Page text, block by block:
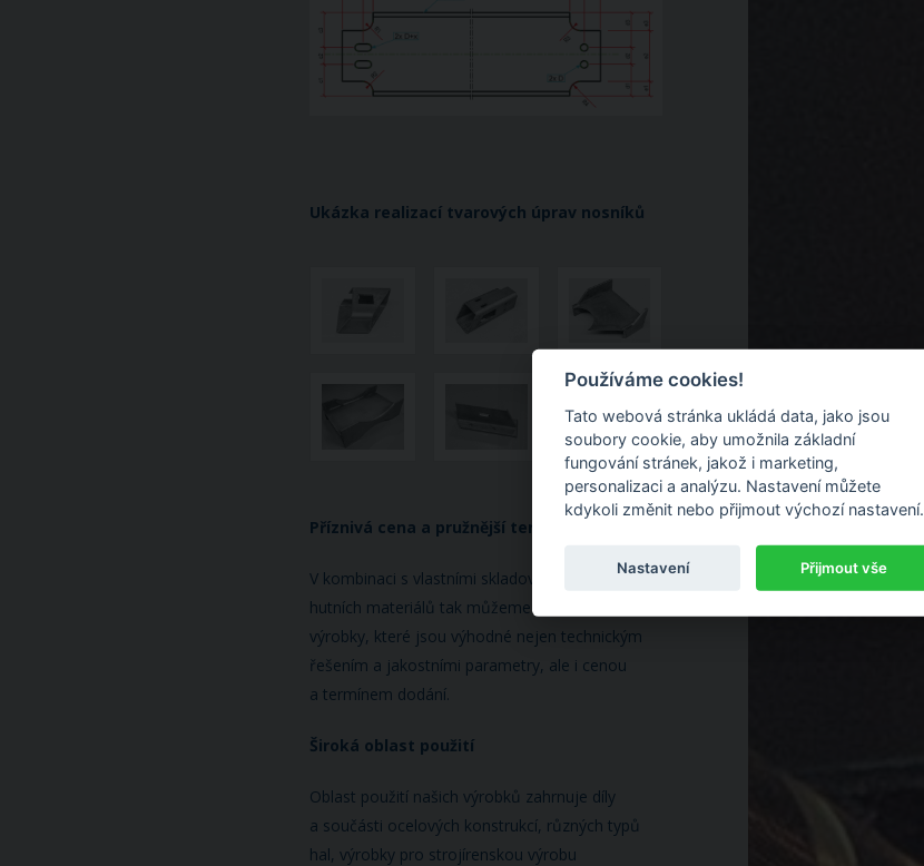
Ukázka realizací tvarových úprav nosníků
Příznivá cena a pružnější termíny
V kombinaci s vlastními skladovými zásobami
hutních materiálů tak můžeme nabídnout
výrobky, které jsou výhodné nejen technickým
řešením a jakostními parametry, ale i cenou
a termínem dodání.
Široká oblast použití
Oblast použití našich výrobků zahrnuje díly
a součásti ocelových konstrukcí, různých typů
hal, výrobky pro strojírenskou výrobu
Používáme cookies!
Tato webová stránka ukládá data, jako jsou
soubory cookie, aby umožnila základní
fungování stránek, jakož i marketing,
personalizaci a analýzu. Nastavení můžete
kdykoli změnit nebo přijmout výchozí nastavení.
Nastavení Přijmout vše